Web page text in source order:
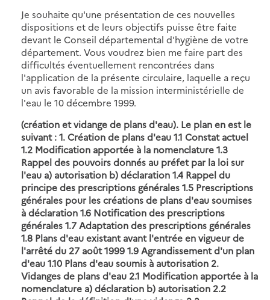
Je souhaite qu'une présentation de ces nouvelles
dispositions et de leurs objectifs puisse être faite
devant le Conseil départemental d'hygiène de votre
département. Vous voudrez bien me faire part des
difficultés éventuellement rencontrées dans
l'application de la présente circulaire, laquelle a reçu
un avis favorable de la mission interministérielle de
l'eau le 10 décembre 1999.
(création et vidange de plans d'eau). Le plan en est le
suivant : 1. Création de plans d'eau 1.1 Constat actuel
1.2 Modification apportée à la nomenclature 1.3
Rappel des pouvoirs donnés au préfet par la loi sur
l'eau a) autorisation b) déclaration 1.4 Rappel du
principe des prescriptions générales 1.5 Prescriptions
générales pour les créations de plans d'eau soumises
à déclaration 1.6 Notification des prescriptions
générales 1.7 Adaptation des prescriptions générales
1.8 Plans d'eau existant avant l'entrée en vigueur de
l'arrêté du 27 août 1999 1.9 Agrandissement d'un plan
d'eau 1.10 Plans d'eau soumis à autorisation 2.
Vidanges de plans d'eau 2.1 Modification apportée à la
nomenclature a) déclaration b) autorisation 2.2